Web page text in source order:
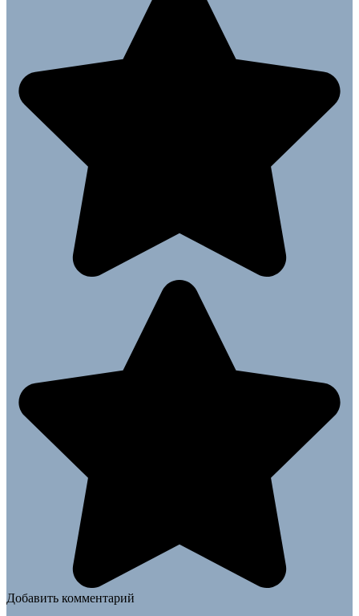
Добавить комментарий